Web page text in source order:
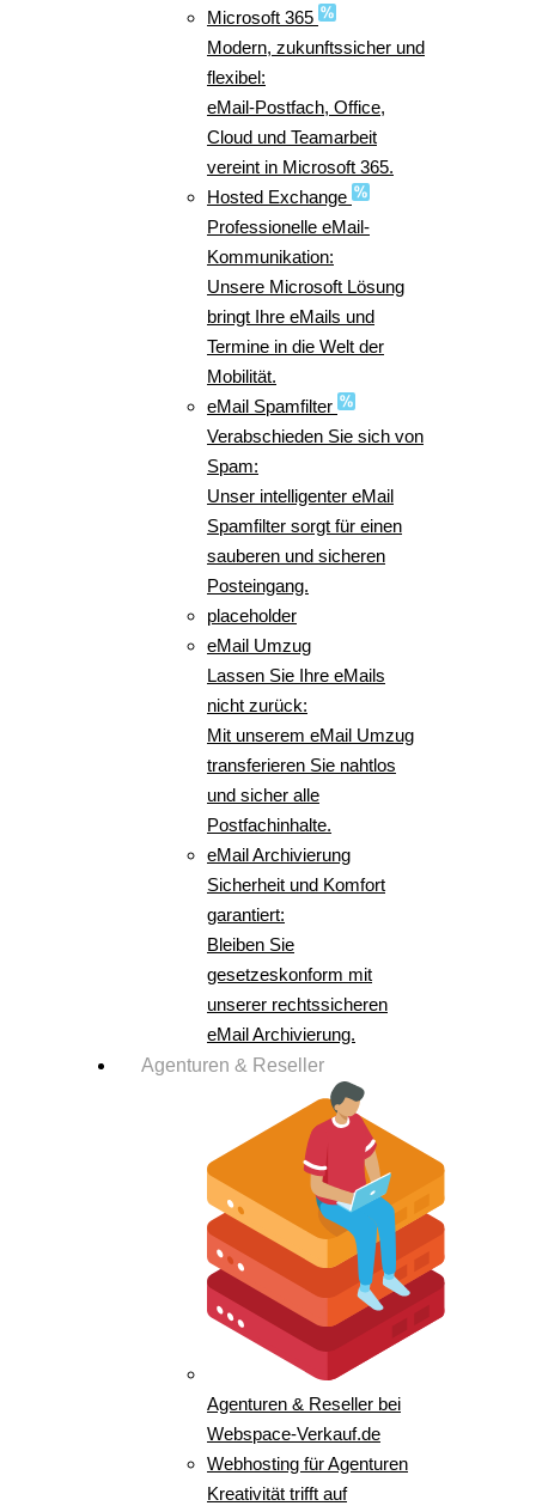
Microsoft 365
Modern, zukunftssicher und
flexibel:
eMail-Postfach, Office,
Cloud und Teamarbeit
vereint in Microsoft 365.
Hosted Exchange
Professionelle eMail-
Kommunikation:
Unsere Microsoft Lösung
bringt Ihre eMails und
Termine in die Welt der
Mobilität.
eMail Spamfilter
Verabschieden Sie sich von
Spam:
Unser intelligenter eMail
Spamfilter sorgt für einen
sauberen und sicheren
Posteingang.
placeholder
eMail Umzug
Lassen Sie Ihre eMails
nicht zurück:
Mit unserem eMail Umzug
transferieren Sie nahtlos
und sicher alle
Postfachinhalte.
eMail Archivierung
Sicherheit und Komfort
garantiert:
Bleiben Sie
gesetzeskonform mit
unserer rechtssicheren
eMail Archivierung.
Agenturen & Reseller
Agenturen & Reseller bei
Webspace-Verkauf.de
Webhosting für Agenturen
Kreativität trifft auf